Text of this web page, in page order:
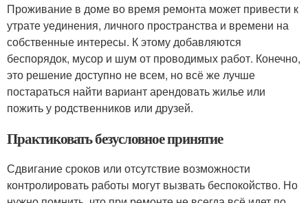
Проживание в доме во время ремонта может привести к
утрате уединения, личного пространства и времени на
собственные интересы. К этому добавляются
беспорядок, мусор и шум от проводимых работ. Конечно,
это решение доступно не всем, но всё же лучше
постараться найти вариант арендовать жилье или
пожить у родственников или друзей.
Практиковать безусловное принятие
Сдвигание сроков или отсутствие возможности
контролировать работы могут вызвать беспокойство. Но